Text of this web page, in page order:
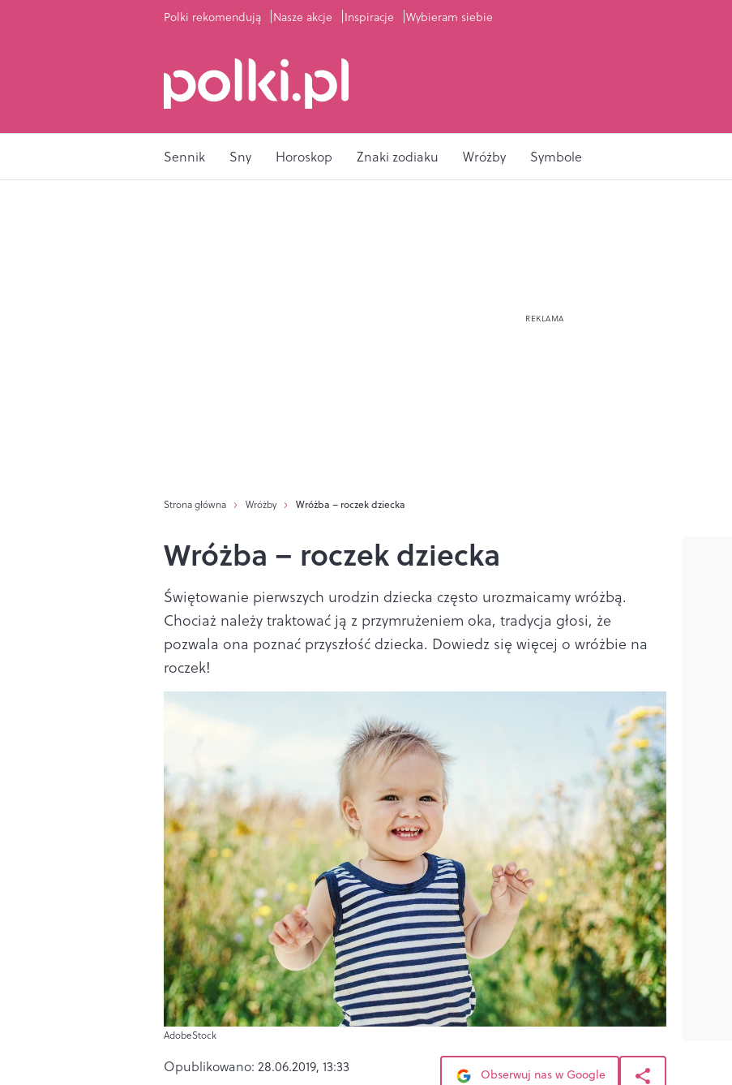
Polki rekomendują Nasze akcje Inspiracje Wybieram siebie
Sennik Sny Horoskop Znaki zodiaku Wróżby Symbole
Strona główna Wróżby Wróżba – roczek dziecka
Wróżba – roczek dziecka
Świętowanie pierwszych urodzin dziecka często urozmaicamy wróżbą.
Chociaż należy traktować ją z przymrużeniem oka, tradycja głosi, że
pozwala ona poznać przyszłość dziecka. Dowiedz się więcej o wróżbie na
roczek!
AdobeStock
Opublikowano: 28.06.2019, 13:33 Obserwuj nas w Google